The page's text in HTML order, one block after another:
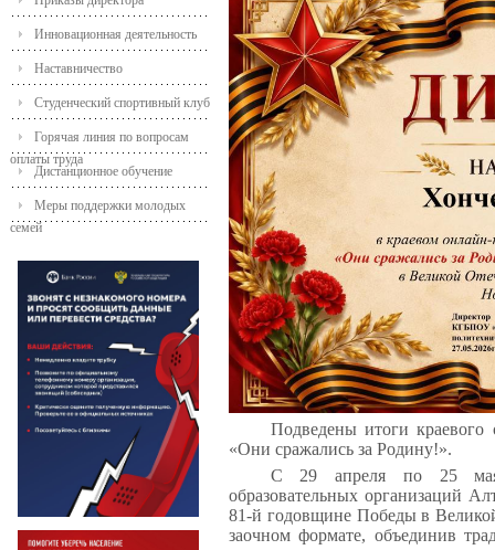
Инновационная деятельность
Наставничество
Студенческий спортивный клуб
Горячая линия по вопросам
оплаты труда
Дистанционное обучение
Меры поддержки молодых
семей
Подведены итоги краевого
«Они сражались за Родину!».
С 29 апреля по 25 мая
образовательных организаций
81-й годовщине Победы в
заочном формате, объединив